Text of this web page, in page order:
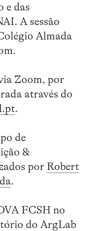
e das
A sessão
Almada
Zoom, por
através do
.
de
&
por Robert
.
FCSH no
do ArgLab